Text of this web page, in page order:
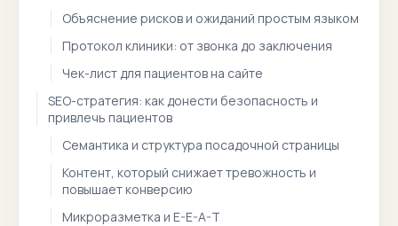
Объяснение рисков и ожиданий простым языком
Протокол клиники: от звонка до заключения
Чек-лист для пациентов на сайте
SEO-стратегия: как донести безопасность и
привлечь пациентов
Семантика и структура посадочной страницы
Контент, который снижает тревожность и
повышает конверсию
Микроразметка и E-E-A-T